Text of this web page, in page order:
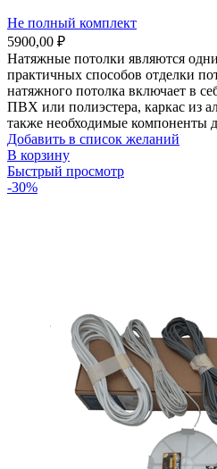
Не полный комплект
5900,00 ₽
Натяжные потолки являются
практичных способов отделки
натяжного потолка включает в
ПВХ или полиэстера, каркас из
также необходимые компоненты
Добавить в список желаний
В корзину
Быстрый просмотр
-30%